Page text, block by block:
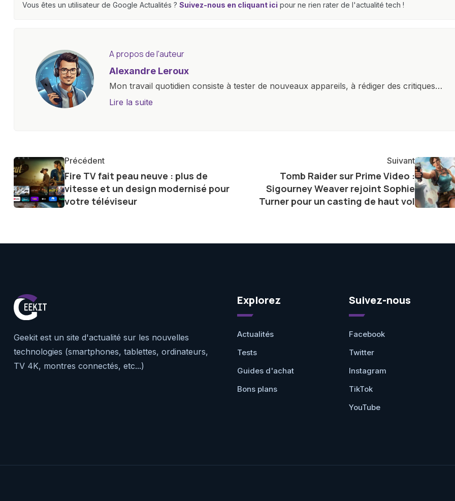
Vous êtes un utilisateur de Google Actualités ? Suivez-nous en cliquant ici pour ne rien rater de l'actualité tech !
A propos de l'auteur
Alexandre Leroux
Mon travail quotidien consiste à tester de nouveaux appareils, à rédiger des critiques
objectives, à couvrir des lancements de produits, et à interviewer des acteurs clés de
Lire la suite
Précédent
Fire TV fait peau neuve : plus de
vitesse et un design modernisé pour
votre téléviseur
Suivant
Tomb Raider sur Prime Video :
Sigourney Weaver rejoint Sophie
Turner pour un casting de haut vol
Geekit est un site d'actualité sur les nouvelles
technologies (smartphones, tablettes, ordinateurs,
TV 4K, montres connectés, etc...)
Explorez
Actualités
Tests
Guides d'achat
Bons plans
Suivez-nous
Facebook
Twitter
Instagram
TikTok
YouTube